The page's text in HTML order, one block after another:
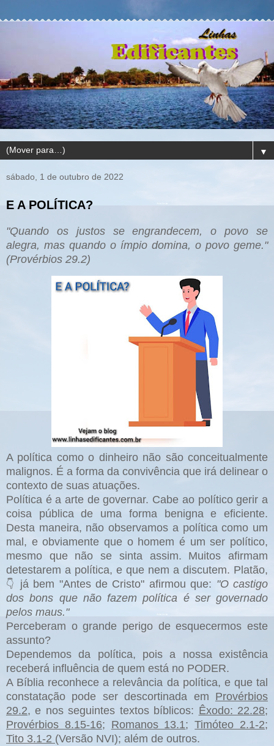
▼
sábado, 1 de outubro de 2022
E A POLÍTICA?
"Quando os justos se engrandecem, o povo se
alegra, mas quando o ímpio domina, o povo geme."
(Provérbios 29.2)
A política como o dinheiro não são conceitualmente
malignos. É a forma da convivência que irá delinear o
contexto de suas atuações.
Política é a arte de governar. Cabe ao político gerir a
coisa pública de uma forma benigna e eficiente.
Desta maneira, não observamos a política como um
mal, e obviamente que o homem é um ser político,
mesmo que não se sinta assim. Muitos afirmam
detestarem a política, e que nem a discutem. Platão,
👇 já bem "Antes de Cristo" afirmou que: "O castigo
dos bons que não fazem política é ser governado
pelos maus."
Perceberam o grande perigo de esquecermos este
assunto?
Dependemos da política, pois a nossa existência
receberá influência de quem está no PODER.
A Bíblia reconhece a relevância da política, e que tal
constatação pode ser descortinada em Provérbios
29.2, e nos seguintes textos bíblicos: Êxodo: 22.28;
Provérbios 8.15-16; Romanos 13.1;Timóteo 2.1-2;
Tito 3.1-2 (Versão NVI); além de outros.